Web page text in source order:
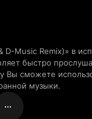
D-Music Remix)» в
быстро
Вы сможете
музыки.